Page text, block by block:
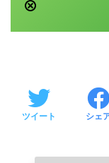
ツイート シェ